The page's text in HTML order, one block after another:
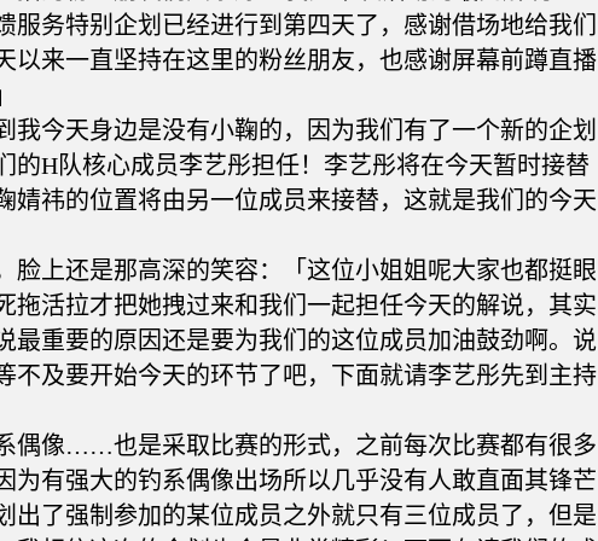
服务特别企划已经进行到第四天了，感谢借场地给我们
以来一直坚持在这里的粉丝朋友，也感谢屏幕前蹲直播
天身边是没有小鞠的，因为我们有了一个新的企划
的H队核心成员李艺彤担任！李艺彤将在今天暂时接替
婧祎的位置将由另一位成员来接替，这就是我们的今天
还是那高深的笑容：「这位小姐姐呢大家也都挺眼
拖活拉才把她拽过来和我们一起担任今天的解说，其实
最重要的原因还是要为我们的这位成员加油鼓劲啊。说
不及要开始今天的环节了吧，下面就请李艺彤先到主持
像……也是采取比赛的形式，之前每次比赛都有很多
为有强大的钓系偶像出场所以几乎没有人敢直面其锋芒
出了强制参加的某位成员之外就只有三位成员了，但是